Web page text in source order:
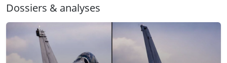
Dossiers & analyses